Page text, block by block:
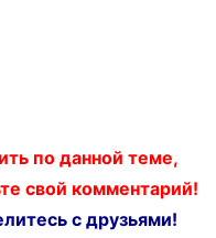
по данной теме,
свой комментарий!
с друзьями!